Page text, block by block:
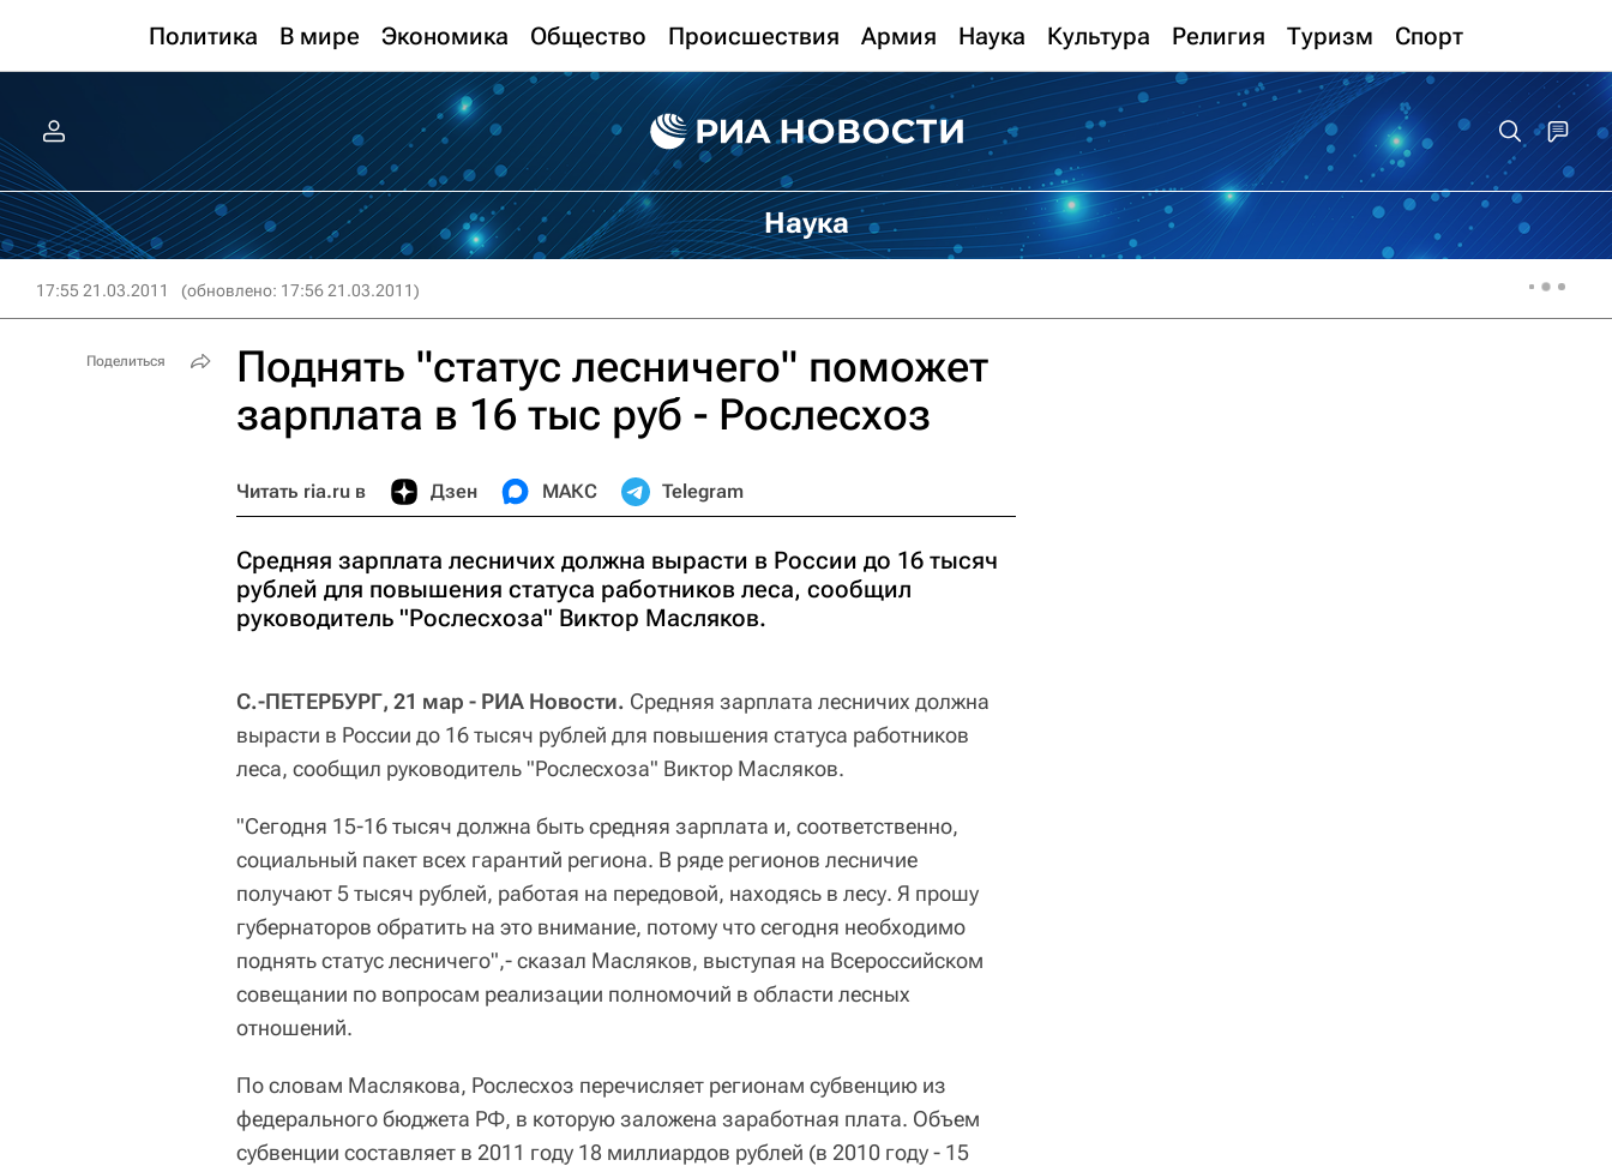
Политика В мире Экономика Общество Происшествия Армия Наука Культура Религия Туризм Спорт
Наука
17:55 21.03.2011 (обновлено: 17:56 21.03.2011)
Поднять "статус лесничего" поможет
зарплата в 16 тыс руб - Рослесхоз
Читать ria.ru в Дзен МАКС Telegram
Средняя зарплата лесничих должна вырасти в России до 16 тысяч
рублей для повышения статуса работников леса, сообщил
руководитель "Рослесхоза" Виктор Масляков.
С.-ПЕТЕРБУРГ, 21 мар - РИА Новости. Средняя зарплата лесничих должна
вырасти в России до 16 тысяч рублей для повышения статуса работников
леса, сообщил руководитель "Рослесхоза" Виктор Масляков.
"Сегодня 15-16 тысяч должна быть средняя зарплата и, соответственно,
социальный пакет всех гарантий региона. В ряде регионов лесничие
получают 5 тысяч рублей, работая на передовой, находясь в лесу. Я прошу
губернаторов обратить на это внимание, потому что сегодня необходимо
поднять статус лесничего",- сказал Масляков, выступая на Всероссийском
совещании по вопросам реализации полномочий в области лесных
отношений.
По словам Маслякова, Рослесхоз перечисляет регионам субвенцию из
федерального бюджета РФ, в которую заложена заработная плата. Объем
субвенции составляет в 2011 году 18 миллиардов рублей (в 2010 году - 15
Поделиться